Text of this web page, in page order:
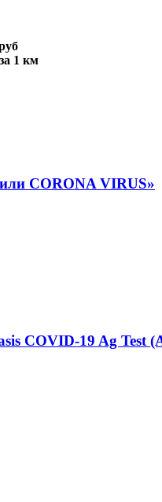
1 км
CORONA VIRUS»
COVID-19 Ag Test